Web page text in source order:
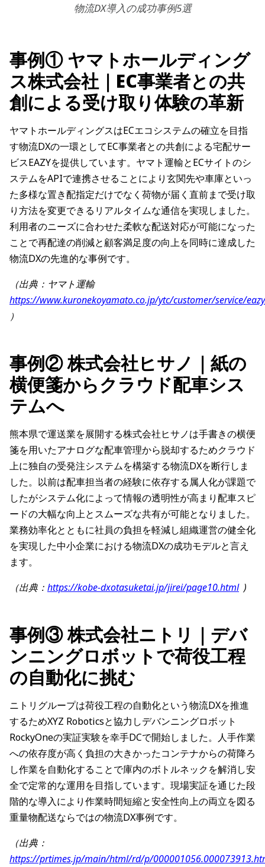
物流DX導入の成功事例5選
事例① ヤマトホールディング
ス株式会社｜EC事業者との共
創による受け取り体験の革新
ヤマトホールディングスはECエコシステムの確立を目指
す物流DXの一環としてEC事業者との共創による宅配サー
ビスEAZYを提供しています。ヤマト運輸とECサイトのシ
ステムをAPIで連携させることにより玄関先や車庫といっ
た多様な置き配指定だけでなく荷物が届く直前まで受け取
り方法を変更できるリアルタイムな通信を実現しました。
利用者のニーズに合わせた柔軟な配送対応が可能になった
ことで再配達の削減と顧客満足度の向上を同時に達成した
物流DXの先進的な事例です。
（出典：ヤマト運輸
https://www.kuronekoyamato.co.jp/ytc/customer/service/
）
事例② 株式会社ヒサノ｜紙の
横便箋からクラウド配車シス
テムへ
熊本県で運送業を展開する株式会社ヒサノは手書きの横便
箋を用いたアナログな配車管理から脱却するためクラウド
上に独自の受発注システムを構築する物流DXを断行しま
した。以前は配車担当者の経験に依存する属人化が課題で
したがシステム化によって情報の透明性が高まり配車スピ
ードの大幅な向上とスムーズな共有が可能となりました。
業務効率化とともに社員の負担を軽減し組織運営の健全化
を実現した中小企業における物流DXの成功モデルと言え
ます。
（出典： https://kobe-dxotasuketai.jp/jirei/page10.html)
事例③ 株式会社ニトリ｜デバ
ンニングロボットで荷役工程
の自動化に挑む
ニトリグループは荷役工程の自動化という物流DXを推進
するためXYZ Roboticsと協力しデバンニングロボット
RockyOneの実証実験を幸手DCで開始しました。人手作業
への依存度が高く負担の大きかったコンテナからの荷降ろ
し作業を自動化することで庫内のボトルネックを解消し安
全で定常的な運用を目指しています。現場実証を通じた段
階的な導入により作業時間短縮と安全性向上の両立を図る
重量物配送ならではの物流DX事例です。
（出典：
https://prtimes.jp/main/html/rd/p/